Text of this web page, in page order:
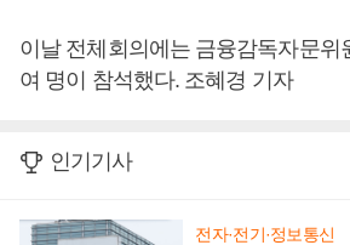
이날 전체회의에는 금융감독자문위
여 명이 참석했다. 조혜경 기자
인기기사
전자·전기·정보통신